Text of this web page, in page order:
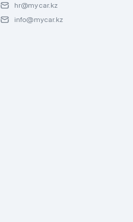
hr@mycar.kz
info@mycar.kz